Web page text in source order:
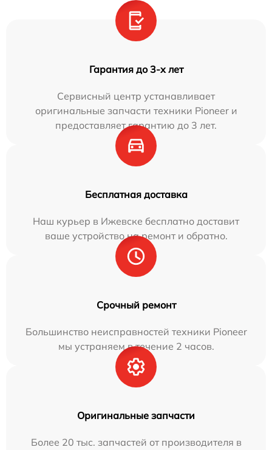
Гарантия до 3-х лет
Сервисный центр устанавливает
оригинальные запчасти техники Pioneer и
предоставляет гарантию до 3 лет.
Бесплатная доставка
Наш курьер в Ижевске бесплатно доставит
ваше устройство на ремонт и обратно.
Срочный ремонт
Большинство неисправностей техники Pioneer
мы устраняем в течение 2 часов.
Оригинальные запчасти
Более 20 тыс. запчастей от производителя в